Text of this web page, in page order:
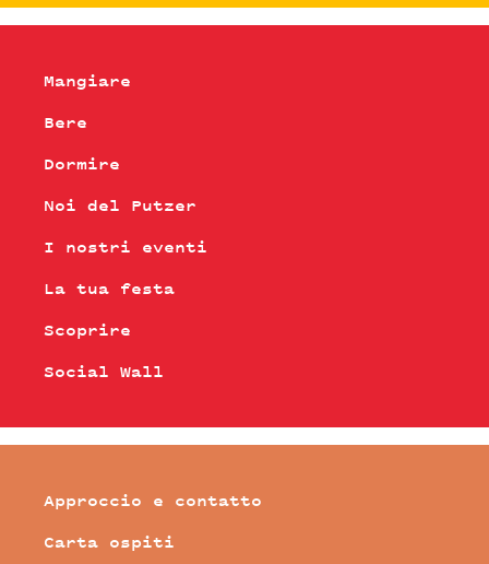
Mangiare
Bere
Dormire
Noi del Putzer
I nostri eventi
La tua festa
Scoprire
Social Wall
Approccio e contatto
Carta ospiti